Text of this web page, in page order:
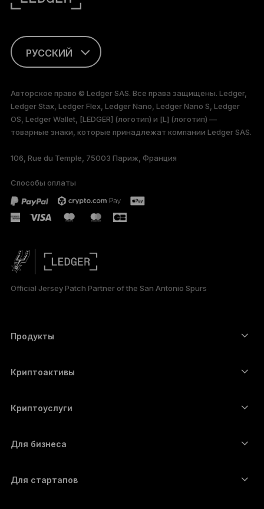
РУССКИЙ
FRANÇAIS
TÜRKÇE
DEUTSCH
PORTUGUÊS
ESPAÑOL
日本語
Авторское право © Ledger SAS. Все права защищены. Ledger,
Ledger Stax, Ledger Flex, Ledger Nano, Ledger Nano S, Ledger
OS, Ledger Wallet, [LEDGER] (логотип) и [L] (логотип) —
товарные знаки, которые принадлежат компании Ledger SAS.
106, Rue du Temple, 75003 Париж, Франция
Способы оплаты
Official Jersey Patch Partner of the San Antonio Spurs
Продукты
Аппаратный кошелёк
Ledger Stax
Ledger Nano Classics
Наборы
Криптоактивы
Ethereum-кошелёк
Cardano-кошелёк
Monero-кошелёк
Криптоуслуги
Купить криптовалюту
Обменять криптовалюту
Для бизнеса
Для стартапов